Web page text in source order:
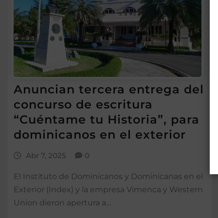
Anuncian tercera entrega del
concurso de escritura
“Cuéntame tu Historia”, para
dominicanos en el exterior
Abr 7, 2025 0
El Instituto de Dominicanos y Dominicanas en el
Exterior (Index) y la empresa Vimenca y Western
Union dieron apertura a…